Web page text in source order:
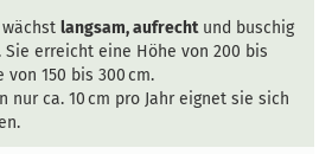
langsam, aufrechtund buschig
Sie erreicht eine Höhe von 200 bis
150 bis 300 cm.
nur ca. 10 cm pro Jahr eignet sie sich